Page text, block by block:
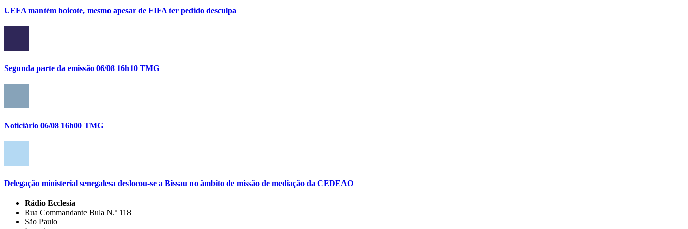
UEFA mantém boicote, mesmo apesar de FIFA ter pedido desculpa
Segunda parte da emissão 06/08 16h10 TMG
Noticiário 06/08 16h00 TMG
Delegação ministerial senegalesa deslocou-se a Bissau no âmbito de missão de mediação da CEDEAO
Rádio Ecclesia
Rua Commandante Bula N.º 118
São Paulo